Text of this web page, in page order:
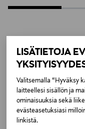
LISÄTIETOJA
Valitsemalla “Hyväksy
laitteellesi sisällön ja
ominaisuuksia sekä
evästeasetuksiasi
linkistä.
Valmistajan
Valmistaja
OLYMP Bezner KG
Valmistajan osoite
Höpfigheimer Str.
Germany
LISÄÄ